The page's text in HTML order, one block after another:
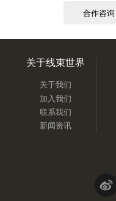
合作咨询
关于线束世界
关于我们
加入我们
联系我们
新闻资讯